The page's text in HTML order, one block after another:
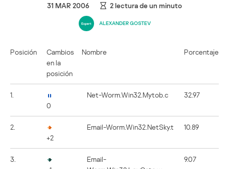
31 MAR 2006 2lectura de un minuto
ALEXANDER GOSTEV
Posición
Cambios
en la
posición
Nombre Porcentaje
1.
0
Net-Worm.Win32.Mytob.c 32.97
2.
+2
Email-Worm.Win32.NetSky.t 10.89
3.
Email-
9.07